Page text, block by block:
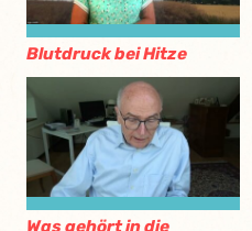
Blutdruck bei Hitze
Was gehört in die